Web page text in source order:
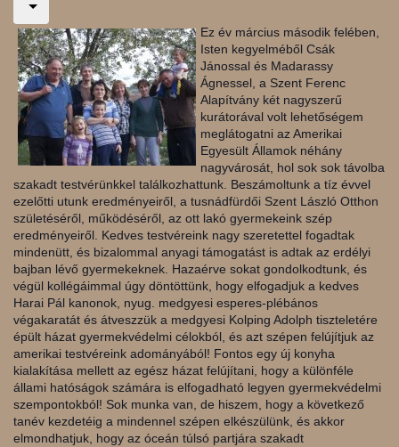
Ez év március második felében,
Isten kegyelméből Csák
Jánossal és Madarassy
Ágnessel, a Szent Ferenc
Alapítvány két nagyszerű
kurátorával volt lehetőségem
meglátogatni az Amerikai
Egyesült Államok néhány
nagyvárosát, hol sok sok távolba
szakadt testvérünkkel találkozhattunk. Beszámoltunk a tíz évvel
ezelőtti utunk eredményeiről, a tusnádfürdői Szent László Otthon
születéséről, működéséről, az ott lakó gyermekeink szép
eredményeiről. Kedves testvéreink nagy szeretettel fogadtak
mindenütt, és bizalommal anyagi támogatást is adtak az erdélyi
bajban lévő gyermekeknek. Hazaérve sokat gondolkodtunk, és
végül kollégáimmal úgy döntöttünk, hogy elfogadjuk a kedves
Harai Pál kanonok, nyug. medgyesi esperes-plébános
végakaratát és átveszzük a medgyesi Kolping Adolph tiszteletére
épült házat gyermekvédelmi célokból, és azt szépen felújítjuk az
amerikai testvéreink adományából! Fontos egy új konyha
kialakítása mellett az egész házat felújítani, hogy a különféle
állami hatóságok számára is elfogadható legyen gyermekvédelmi
szempontokból! Sok munka van, de hiszem, hogy a következő
tanév kezdetéig a mindennel szépen elkészülünk, és akkor
elmondhatjuk, hogy az óceán túlsó partjára szakadt